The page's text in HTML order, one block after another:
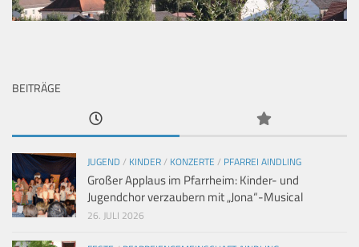
BEITRÄGE
JUGEND / KINDER/ KONZERTE / PFARREI AINDLING
Großer Applaus im Pfarrheim: Kinder- und
Jugendchor verzaubern mit „Jona“-Musical
26. JULI 2026